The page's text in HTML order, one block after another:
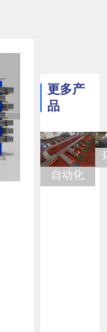
更多产
品
自动化